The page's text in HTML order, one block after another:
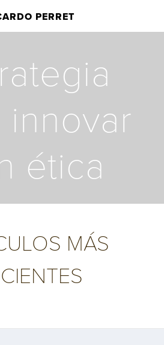
PERRET
innovar
ética
MÁS